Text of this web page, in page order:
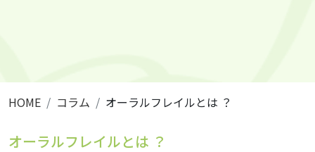
HOME コラム オーラルフレイルとは ？
オーラルフレイルとは ？